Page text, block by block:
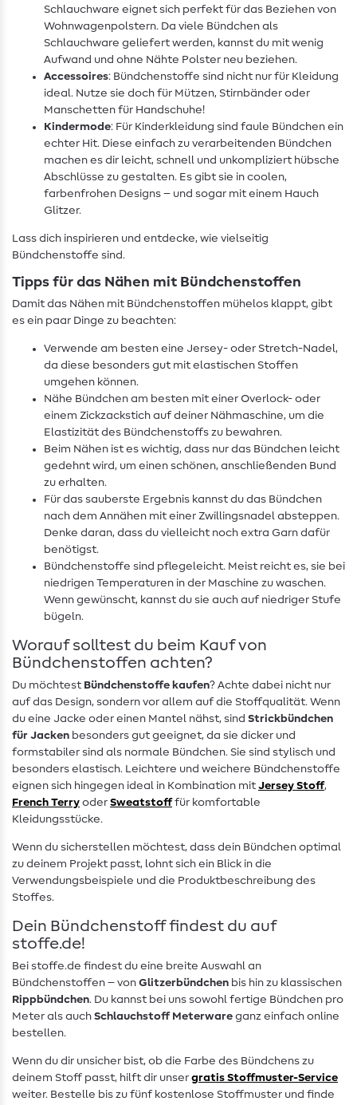
Schlauchware eignet sich perfekt für das Beziehen von
Wohnwagenpolstern. Da viele Bündchen als
Schlauchware geliefert werden, kannst du mit wenig
Aufwand und ohne Nähte Polster neu beziehen.
Accessoires: Bündchenstoffe sind nicht nur für Kleidung
ideal. Nutze sie doch für Mützen, Stirnbänder oder
Manschetten für Handschuhe!
Kindermode: Für Kinderkleidung sind faule Bündchen ein
echter Hit. Diese einfach zu verarbeitenden Bündchen
machen es dir leicht, schnell und unkompliziert hübsche
Abschlüsse zu gestalten. Es gibt sie in coolen,
farbenfrohen Designs – und sogar mit einem Hauch
Glitzer.
Lass dich inspirieren und entdecke, wie vielseitig
Bündchenstoffe sind.
Tipps für das Nähen mit Bündchenstoffen
Damit das Nähen mit Bündchenstoffen mühelos klappt, gibt
es ein paar Dinge zu beachten:
Verwende am besten eine Jersey- oder Stretch-Nadel,
da diese besonders gut mit elastischen Stoffen
umgehen können.
Nähe Bündchen am besten mit einer Overlock- oder
einem Zickzackstich auf deiner Nähmaschine, um die
Elastizität des Bündchenstoffs zu bewahren.
Beim Nähen ist es wichtig, dass nur das Bündchen leicht
gedehnt wird, um einen schönen, anschließenden Bund
zu erhalten.
Für das sauberste Ergebnis kannst du das Bündchen
nach dem Annähen mit einer Zwillingsnadel absteppen.
Denke daran, dass du vielleicht noch extra Garn dafür
benötigst.
Bündchenstoffe sind pflegeleicht. Meist reicht es, sie bei
niedrigen Temperaturen in der Maschine zu waschen.
Wenn gewünscht, kannst du sie auch auf niedriger Stufe
bügeln.
Worauf solltest du beim Kauf von
Bündchenstoffen achten?
Du möchtest Bündchenstoffe kaufen? Achte dabei nicht nur
auf das Design, sondern vor allem auf die Stoffqualität. Wenn
du eine Jacke oder einen Mantel nähst, sind Strickbündchen
für Jacken besonders gut geeignet, da sie dicker und
formstabiler sind als normale Bündchen. Sie sind stylisch und
besonders elastisch. Leichtere und weichere Bündchenstoffe
eignen sich hingegen ideal in Kombination mit Jersey Stoff,
French Terry oder Sweatstofffür komfortable
Kleidungsstücke.
Wenn du sicherstellen möchtest, dass dein Bündchen optimal
zu deinem Projekt passt, lohnt sich ein Blick in die
Verwendungsbeispiele und die Produktbeschreibung des
Stoffes.
Dein Bündchenstoff findest du auf
stoffe.de!
Bei stoffe.de findest du eine breite Auswahl an
Bündchenstoffen – von Glitzerbündchen bis hin zu klassischen
Rippbündchen. Du kannst bei uns sowohl fertige Bündchen pro
Meter als auch Schlauchstoff Meterware ganz einfach online
bestellen.
Wenn du dir unsicher bist, ob die Farbe des Bündchens zu
deinem Stoff passt, hilft dir unser gratis Stoffmuster-Service
weiter. Bestelle bis zu fünf kostenlose Stoffmuster und finde